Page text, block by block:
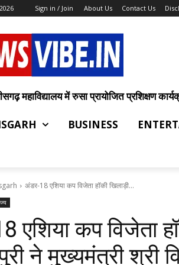
Sign in / Join About Us Contact Us
महाविद्यालय में रुसा प्रायोजित प्रशिक्षण
BUSINESS
अंडर-18 एशिया कप विजेता हॉकी खिलाड़ी...
एशिया कप विजेता
ने मुख्यमंत्री श्री